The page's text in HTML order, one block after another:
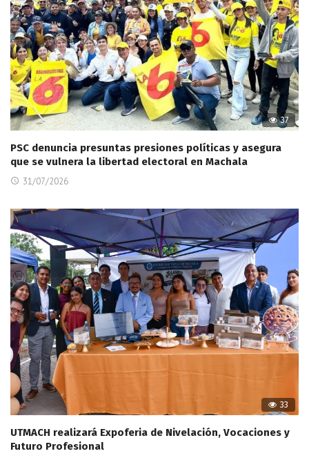
37
PSC denuncia presuntas presiones políticas y asegura
que se vulnera la libertad electoral en Machala
31/07/2026
33
UTMACH realizará Expoferia de Nivelación, Vocaciones y
Futuro Profesional